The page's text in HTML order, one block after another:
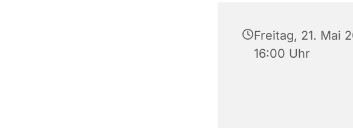
Freitag, 21. Mai
16:00 Uhr